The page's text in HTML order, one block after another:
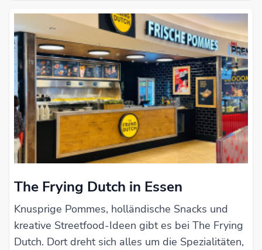
The Frying Dutch in Essen
Knusprige Pommes, holländische Snacks und
kreative Streetfood-Ideen gibt es bei The Frying
Dutch. Dort dreht sich alles um die Spezialitäten,